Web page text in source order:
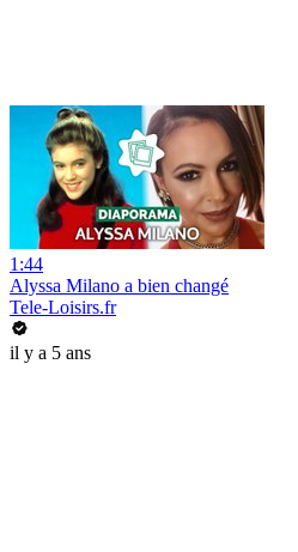
1:44
Alyssa Milano a bien changé
Tele-Loisirs.fr
il y a 5 ans